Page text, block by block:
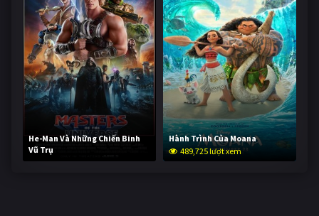
He-Man Và Những Chiến Binh
Vũ Trụ
238,209 lượt xem
Hành Trình Của Moana
489,725 lượt xem